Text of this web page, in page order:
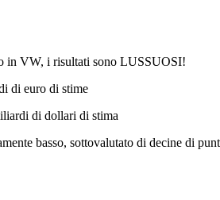
in VW, i risultati sono LUSSUOSI!
di euro di stime
di dollari di stima
basso, sottovalutato di decine di